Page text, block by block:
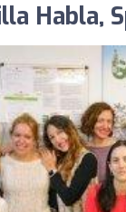
Habla,